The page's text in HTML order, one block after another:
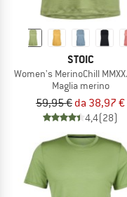
STOIC
Women's MerinoChill
Maglia merino
59,95 € da 38,97 €
4,4(28)